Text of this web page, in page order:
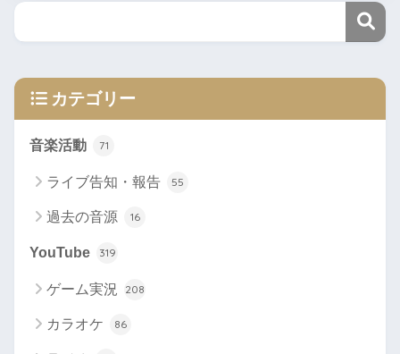
カテゴリー
音楽活動 71
ライブ告知・報告 55
過去の音源 16
YouTube 319
ゲーム実況 208
カラオケ 86